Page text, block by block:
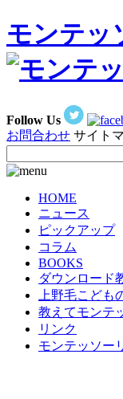
モンテッ
Follow Us
お問合わせ サイト
HOME
ニュース
ピックアップ
コラム
BOOKS
ダウンロード
上野毛こども
教えてモンテ
リンク
モンテッソー